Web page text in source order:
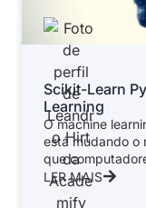
Scikit-Learn
Learning
O machine
está mudando o
que
LER MAIS